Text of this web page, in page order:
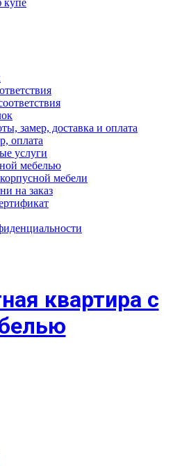
замер, доставка и оплата
оплата
услуги
мебелью
мебели
на заказ
квартира с